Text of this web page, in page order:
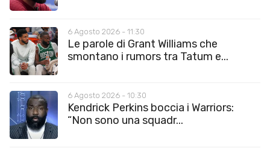
6 Agosto 2026 - 11:30
Le parole di Grant Williams che
smontano i rumors tra Tatum e...
6 Agosto 2026 - 10:30
Kendrick Perkins boccia i Warriors:
“Non sono una squadr...